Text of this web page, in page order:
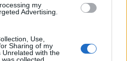
my
Advertising.
Use,
Sharing of my
Unrelated with the
collected.
d'imposta adottati a
causata dall'epidemia di